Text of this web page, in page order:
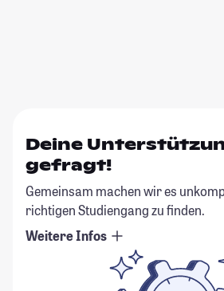
Deine
gefragt!
Gemeinsam machen wir es
richtigen Studiengang zu finden.
Weitere Infos